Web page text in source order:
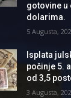
gotovine u
dolarima.
5 Augusta,
Isplata
počinje 5.
od 3,5
3 Augusta,